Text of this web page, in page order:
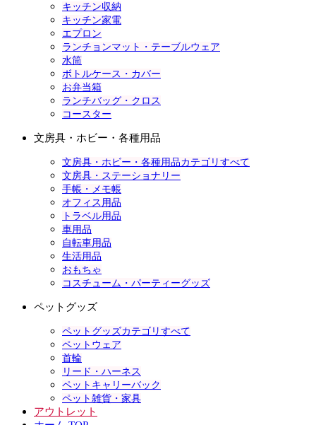
キッチン収納
キッチン家電
エプロン
ランチョンマット・テーブルウェア
水筒
ボトルケース・カバー
お弁当箱
ランチバッグ・クロス
コースター
文房具・ホビー・各種用品
文房具・ホビー・各種用品カテゴリすべて
文房具・ステーショナリー
手帳・メモ帳
オフィス用品
トラベル用品
車用品
自転車用品
生活用品
おもちゃ
コスチューム・パーティーグッズ
ペットグッズ
ペットグッズカテゴリすべて
ペットウェア
首輪
リード・ハーネス
ペットキャリーバック
ペット雑貨・家具
アウトレット